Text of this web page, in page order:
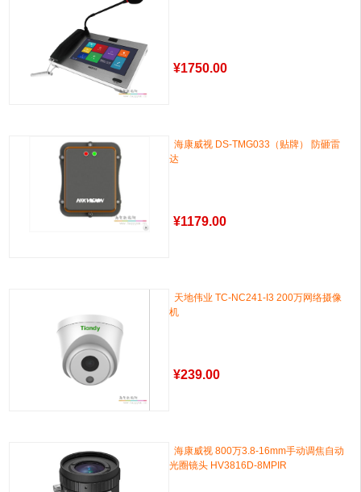
¥1750.00
海康威视 DS-TMG033（贴牌） 防砸雷
达
¥1179.00
天地伟业 TC-NC241-I3 200万网络摄像
机
¥239.00
海康威视 800万3.8-16mm手动调焦自动
光圈镜头 HV3816D-8MPIR